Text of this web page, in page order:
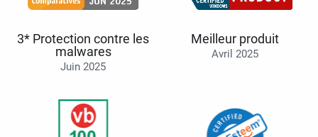
3* Protection contre les
malwares
Juin 2025
Meilleur produit
Avril 2025